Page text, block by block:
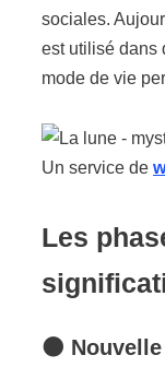
sociales.
est utilisé dans
mode de vie
Un service de
Les
🌑